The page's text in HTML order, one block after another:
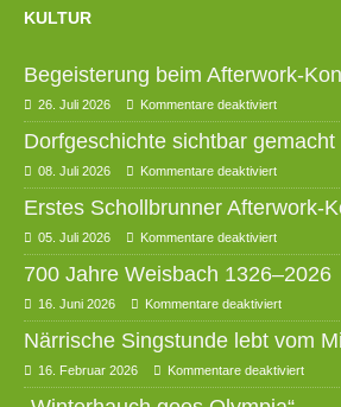
KULTUR
Begeisterung beim Afterwork-
26. Juli 2026 Kommentare deaktiviert
Dorfgeschichte sichtbar gemacht
08. Juli 2026 Kommentare deaktiviert
Erstes Schollbrunner Afterwork-
05. Juli 2026 Kommentare deaktiviert
700 Jahre Weisbach 1326–2026
16. Juni 2026 Kommentare deaktiviert
Närrische Singstunde lebt vom
16. Februar 2026 Kommentare deaktiviert